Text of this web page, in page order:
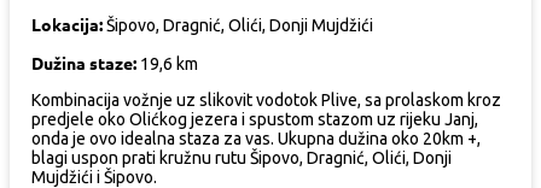
Lokacija:Šipovo, Dragnić, Olići, Donji Mujdžići
Dužina staze: 19,6 km
Kombinacija vožnje uz slikovit vodotok Plive, sa prolaskom kroz
predjele oko Olićkog jezera i spustom stazom uz rijeku Janj,
onda je ovo idealna staza za vas. Ukupna dužina oko 20km +,
blagi uspon prati kružnu rutu Šipovo, Dragnić, Olići, Donji
Mujdžići i Šipovo.